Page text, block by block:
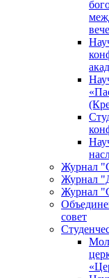
Журнал
Журнал
Журнал
совет